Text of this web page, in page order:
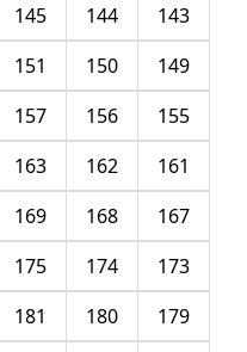
143
144
145
149
150
151
155
156
157
161
162
163
167
168
169
173
174
175
179
180
181